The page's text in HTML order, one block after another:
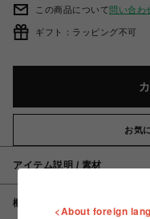
この商品について問い合わ
ギフト：ラッピング不可
お気
アイテム説明 / 素材
概要
<About foreign